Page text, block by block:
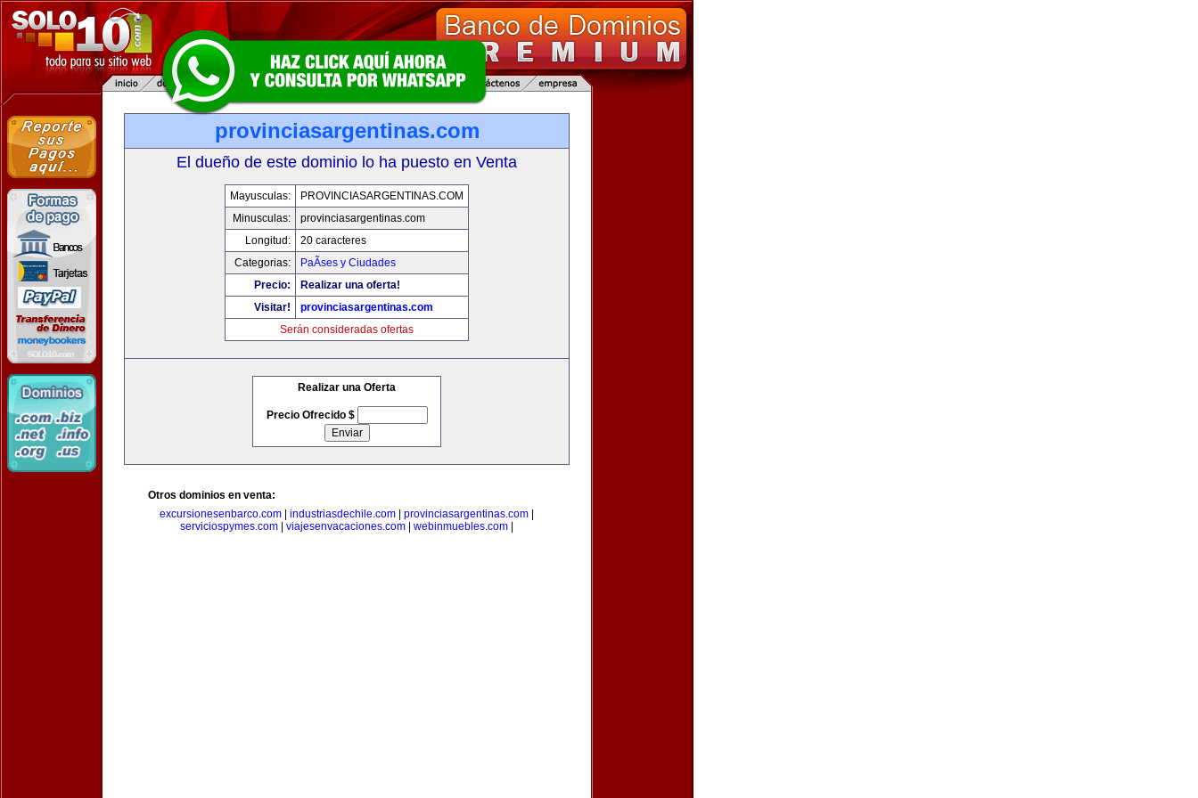
provinciasargentinas.com
El dueño de este dominio lo ha puesto en Venta
Mayusculas:
PROVINCIASARGENTINAS.COM
Minusculas:
provinciasargentinas.com
Longitud:
20 caracteres
Categorias:
PaÃ­ses y Ciudades
Precio:
Realizar una oferta!
Visitar!
provinciasargentinas.com
Serán consideradas ofertas
Realizar una Oferta
Precio Ofrecido $
Otros dominios en venta:
excursionesenbarco.com
industriasdechile.com provinciasargentinas.com
serviciospymes.com
viajesenvacaciones.com webinmuebles.com